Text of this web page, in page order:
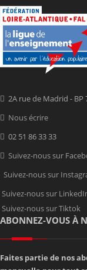
2A rue de Madrid - BP
Nous écrire
02 51 86 33 33
Suivez-nous sur
Suivez-nous sur
Suivez-nous sur
Suivez-nous sur Tiktok
ABONNEZ-VOUS À
Faites partie de nos